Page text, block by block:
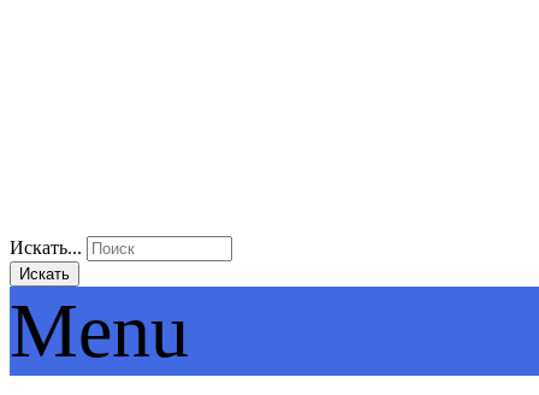
Искать...
Искать
Menu